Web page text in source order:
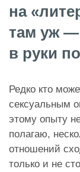
на
там уж —
в руки
Редко кто
сексуальным
этому опыту
полагаю,
отношений
только и не